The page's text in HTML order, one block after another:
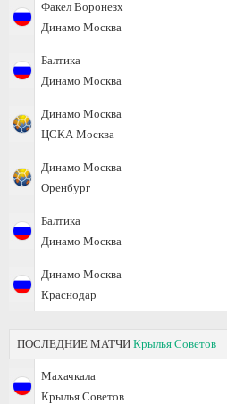
Факел Воронезх
Динамо Москва
Балтика
Динамо Москва
Динамо Москва
ЦСКА Москва
Динамо Москва
Оренбург
Балтика
Динамо Москва
Динамо Москва
Краснодар
ПОСЛЕДНИЕ МАТЧИ Крылья Советов
Махачкала
Крылья Советов